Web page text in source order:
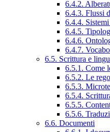
6.4.2.
6.4.3. Flussi
6.4.4.
6.4.5.
6.4.6.
6.4.7.
6.5. Scrittura e
6.5.1. Come
6.5.2. Le
6.5.3.
6.5.4.
6.5.5.
6.5.6.
6.6. Documenti